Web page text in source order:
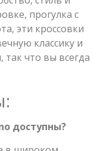
прогулка с
эти кроссовки
классику и
что вы всегда
доступны?